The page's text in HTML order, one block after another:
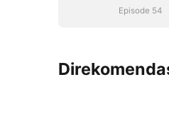
Episode 54